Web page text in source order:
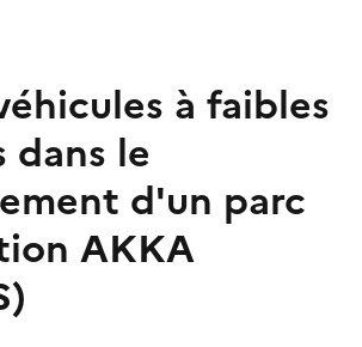
à faibles
dans le
d'un parc
AKKA